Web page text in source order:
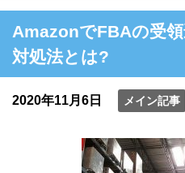
AmazonでFBAの受
対処法とは?
2020年11月6日 メイン記事